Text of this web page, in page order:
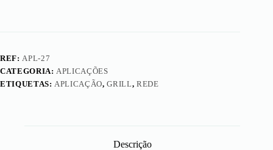
REF:APL-27
CATEGORIA:APLICAÇÕES
ETIQUETAS:APLICAÇÃO,GRILL, REDE
Descrição